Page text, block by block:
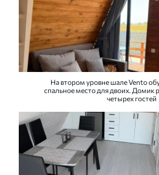
На втором уровне шале Vento
спальное место для двоих. Домик
четырех гостей